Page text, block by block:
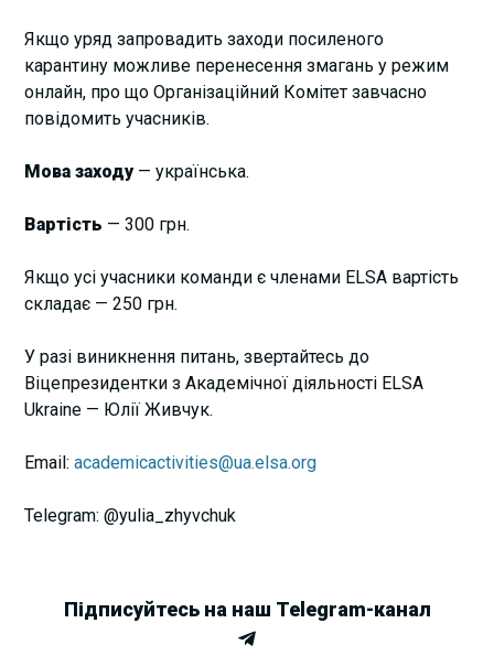
Якщо уряд запровадить заходи посиленого
карантину можливе перенесення змагань у режим
онлайн, про що Організаційний Комітет завчасно
повідомить учасників.
Мова заходу— українська.
Вартість — 300 грн.
Якщо усі учасники команди є членами ELSA вартість
складає — 250 грн.
У разі виникнення питань, звертайтесь до
Віцепрезидентки з Академічної діяльності ELSA
Ukraine — Юлії Живчук.
Email:academicactivities@ua.elsa.org
Telegram: @yulia_zhyvchuk
Підписуйтесь на наш Telegram-канал